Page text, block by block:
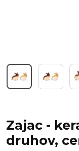
Zajac -
druhov,